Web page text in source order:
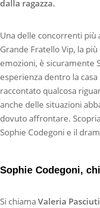
dalla ragazza.
Una delle concorrenti più
Grande Fratello Vip, la
emozioni, è sicuramente
esperienza dentro la casa
raccontato qualcosa
anche delle situazioni
dovuto affrontare.
Sophie Codegoni e il
Sophie Codegoni,
Si chiama Valeria Pasciuti